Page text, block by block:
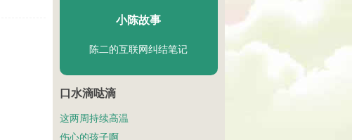
小陈故事
陈二的互联网纠结笔记
口水滴哒滴
这两周持续高温
伤心的孩子啊